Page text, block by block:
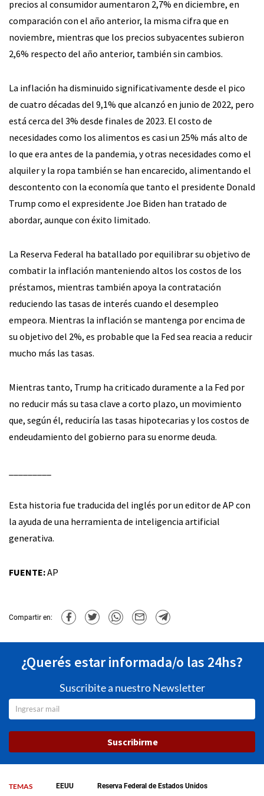
precios al consumidor aumentaron 2,7% en diciembre, en
comparación con el año anterior, la misma cifra que en
noviembre, mientras que los precios subyacentes subieron
2,6% respecto del año anterior, también sin cambios.
La inflación ha disminuido significativamente desde el pico
de cuatro décadas del 9,1% que alcanzó en junio de 2022, pero
está cerca del 3% desde finales de 2023. El costo de
necesidades como los alimentos es casi un 25% más alto de
lo que era antes de la pandemia, y otras necesidades como el
alquiler y la ropa también se han encarecido, alimentando el
descontento con la economía que tanto el presidente Donald
Trump como el expresidente Joe Biden han tratado de
abordar, aunque con éxito limitado.
La Reserva Federal ha batallado por equilibrar su objetivo de
combatir la inflación manteniendo altos los costos de los
préstamos, mientras también apoya la contratación
reduciendo las tasas de interés cuando el desempleo
empeora. Mientras la inflación se mantenga por encima de
su objetivo del 2%, es probable que la Fed sea reacia a reducir
mucho más las tasas.
Mientras tanto, Trump ha criticado duramente a la Fed por
no reducir más su tasa clave a corto plazo, un movimiento
que, según él, reduciría las tasas hipotecarias y los costos de
endeudamiento del gobierno para su enorme deuda.
Esta historia fue traducida del inglés por un editor de AP con
la ayuda de una herramienta de inteligencia artificial
generativa.
FUENTE:AP
Compartir en:
¿Querés estar informada/o las 24hs?
Suscribite a nuestro Newsletter
Suscribirme
TEMAS EEUU
Reserva Federal de Estados Unidos